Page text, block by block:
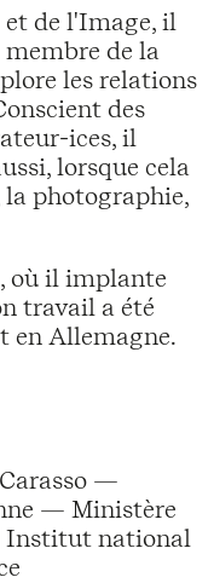
et de l'Image, il
de la
les relations
des
ices, il
lorsque cela
photographie,
où il implante
travail a été
en Allemagne.
—
— Ministère
Institut national